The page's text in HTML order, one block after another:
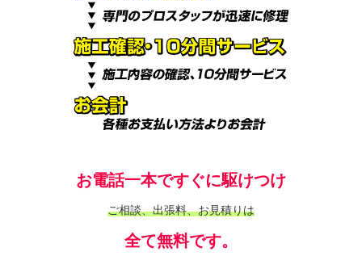
お電話一本ですぐに駆けつけ
ご相談、出張料、お見積りは
全て無料です。